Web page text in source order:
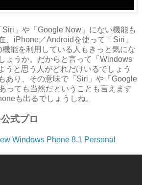
Siri」や「Google Now」にない機能も
、iPhone／Androidを使って「Siri」
能を利用している人もきっと気にな
ょうか。だからと言って「Windows
うと思う人がどれだけいるでしょう
あり、その意味で「Siri」や「Google
っても当然だということも言えます
も出るでしょうしね。
式プロ
Windows Phone 8.1 Personal